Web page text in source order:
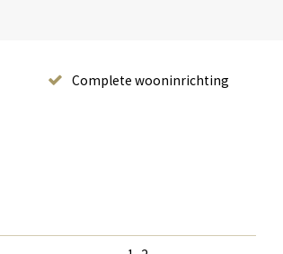
Complete wooninrichting